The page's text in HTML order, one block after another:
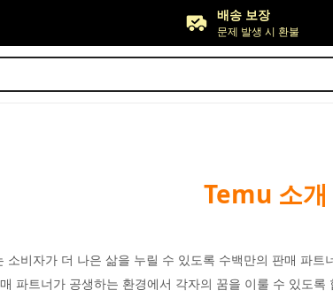
배송 보장
문제 발생 시 환불
무료 반품
Temu 소개
소비자가 더 나은 삶을 누릴 수 있도록 수백만의 판매 파
파트너가 공생하는 환경에서 각자의 꿈을 이룰 수 있도